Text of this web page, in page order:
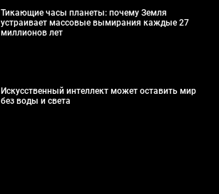
Тикающие часы планеты: почему Земля
устраивает массовые вымирания каждые 27
миллионов лет
Искусственный интеллект может оставить мир
без воды и света